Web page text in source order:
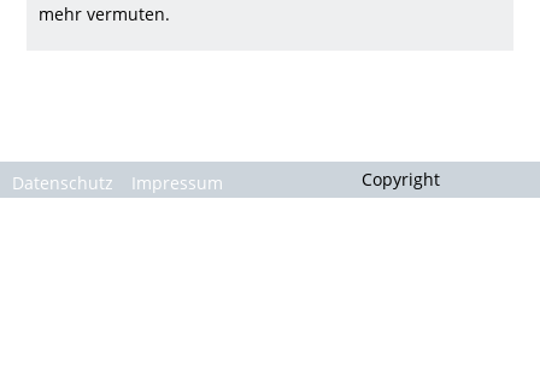
mehr vermuten.
Datenschutz Impressum Copyright